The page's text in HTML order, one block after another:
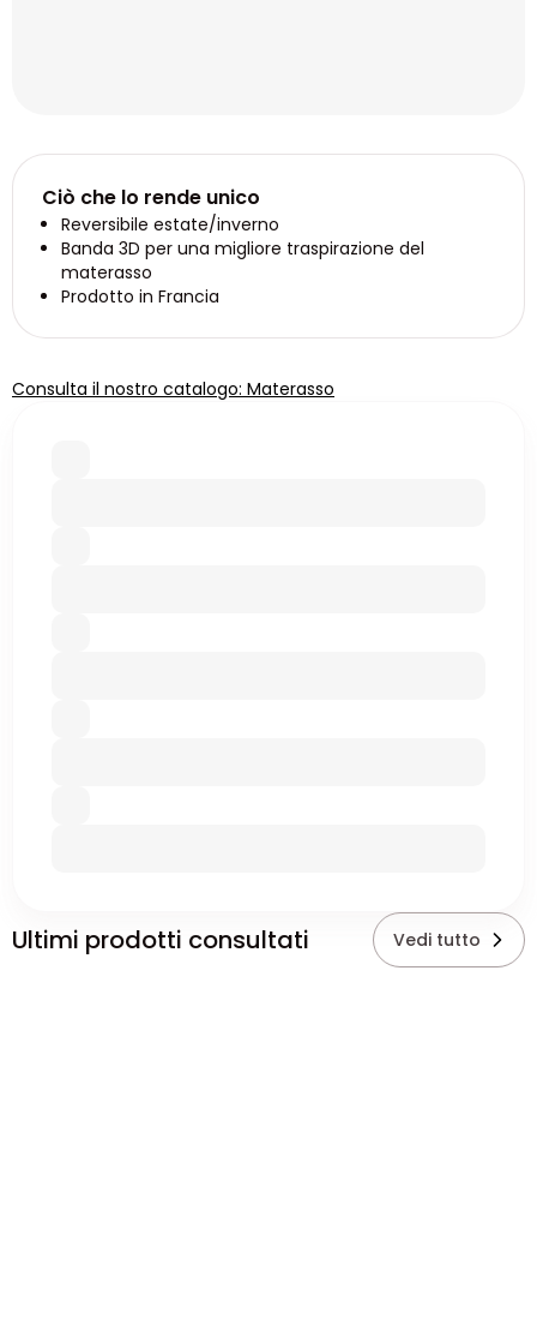
Ciò che lo rende unico
Reversibile estate/inverno
Banda 3D per una migliore traspirazione del
materasso
Prodotto in Francia
Consulta il nostro catalogo: Materasso
Ultimi prodotti consultati Vedi tutto